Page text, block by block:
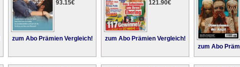
93.15€
zum Abo Prämien Vergleich!
121.90€
zum Abo Prämien Vergleich!
zum Abo